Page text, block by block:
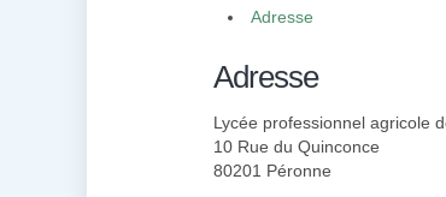
Adresse
Adresse
Lycée professionnel agricole
10 Rue du Quinconce
80201 Péronne